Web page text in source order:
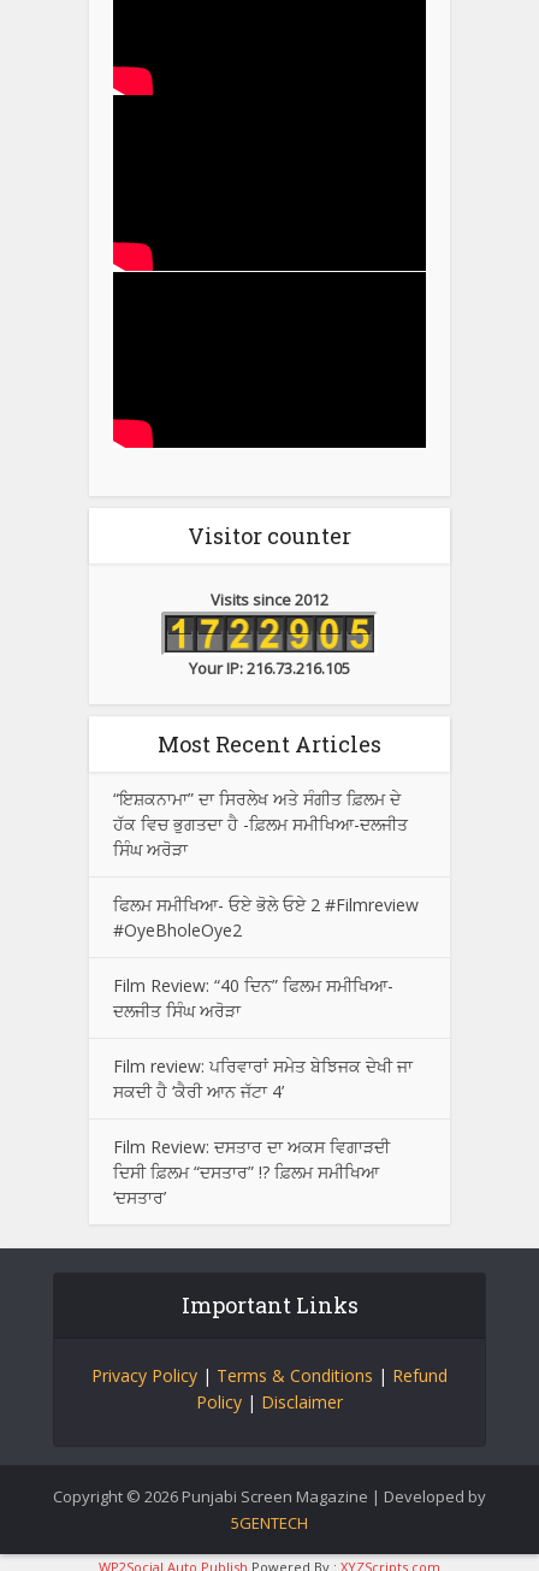
Visitor counter
Visits since 2012
Your IP: 216.73.216.105
Most Recent Articles
“ਇਸ਼ਕਨਾਮਾ” ਦਾ ਸਿਰਲੇਖ ਅਤੇ ਸੰਗੀਤ ਫ਼ਿਲਮ ਦੇ
ਹੱਕ ਵਿਚ ਭੁਗਤਦਾ ਹੈ -ਫ਼ਿਲਮ ਸਮੀਖਿਆ-ਦਲਜੀਤ
ਸਿੰਘ ਅਰੋੜਾ
ਫਿਲਮ ਸਮੀਖਿਆ- ਓਏ ਭੋਲੇ ਓਏ 2 #Filmreview
#OyeBholeOye2
Film Review: “40 ਦਿਨ” ਫਿਲਮ ਸਮੀਖਿਆ-
ਦਲਜੀਤ ਸਿੰਘ ਅਰੋੜਾ
Film review: ਪਰਿਵਾਰਾਂ ਸਮੇਤ ਬੇਝਿਜਕ ਦੇਖੀ ਜਾ
ਸਕਦੀ ਹੈ ‘ਕੈਰੀ ਆਨ ਜੱਟਾ 4’
Film Review: ਦਸਤਾਰ ਦਾ ਅਕਸ ਵਿਗਾੜਦੀ
ਦਿਸੀ ਫ਼ਿਲਮ “ਦਸਤਾਰ” !? ਫ਼ਿਲਮ ਸਮੀਖਿਆ
‘ਦਸਤਾਰ’
Important Links
Privacy Policy | Terms & Conditions | Refund
Policy | Disclaimer
Copyright © 2026 Punjabi Screen Magazine | Developed by
5GENTECH
WP2Social Auto Publish Powered By : XYZScripts.com